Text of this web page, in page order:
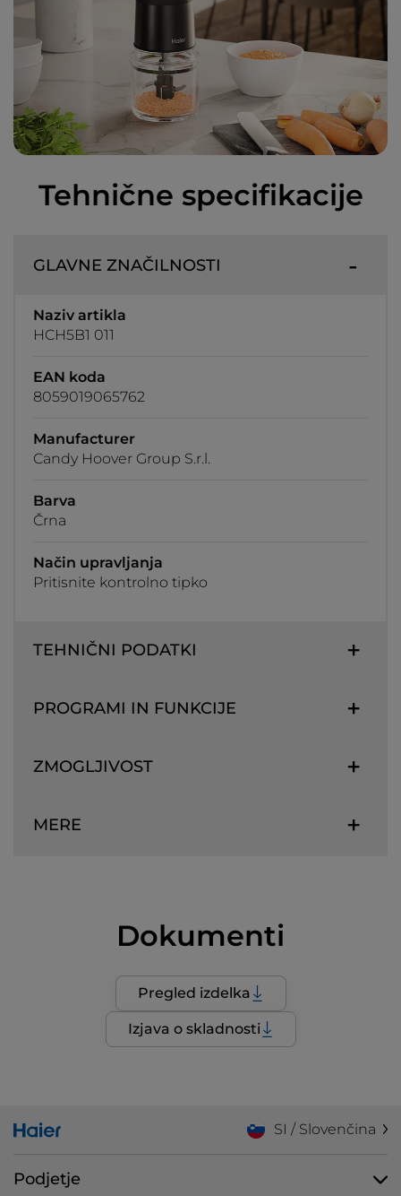
Tehnične specifikacije
GLAVNE ZNAČILNOSTI
Naziv artikla
HCH5B1 011
EAN koda
8059019065762
Manufacturer
Candy Hoover Group S.r.l.
Barva
Črna
Način upravljanja
Pritisnite kontrolno tipko
TEHNIČNI PODATKI
PROGRAMI IN FUNKCIJE
ZMOGLJIVOST
MERE
Dokumenti
Pregled izdelka
Izjava o skladnosti
SI / Slovenčina
Podjetje